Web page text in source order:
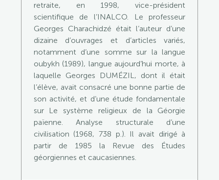
retraite, en 1998, vice-président
scientifique de l’INALCO. Le professeur
Georges Charachidzé était l’auteur d’une
dizaine d’ouvrages et d’articles variés,
notamment d’une somme sur la langue
oubykh (1989), langue aujourd’hui morte, à
laquelle Georges DUMÉZIL, dont il était
l’élève, avait consacré une bonne partie de
son activité, et d’une étude fondamentale
sur Le système religieux de la Géorgie
païenne. Analyse structurale d’une
civilisation (1968, 738 p.). Il avait dirigé à
partir de 1985 la Revue des Études
géorgiennes et caucasiennes.